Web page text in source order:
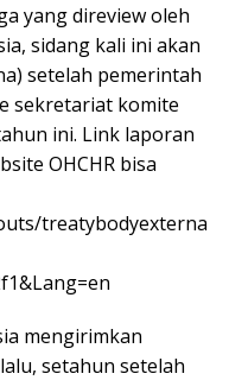
yang direview oleh
sidang kali ini akan
setelah pemerintah
sekretariat komite
ini. Link laporan
OHCHR bisa
treatybodyexterna
mengirimkan
setahun setelah